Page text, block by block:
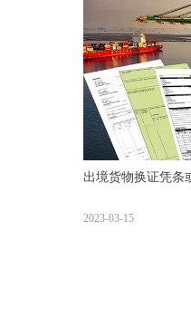
出境货物换证凭条
2023-03-15